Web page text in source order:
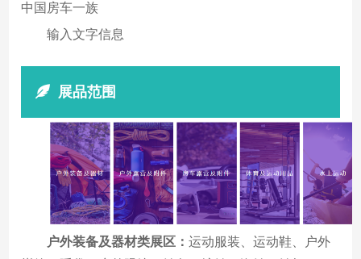
中国房车一族
输入文字信息
展品范围
户外装备及器材类展区：运动服装、运动鞋、户外